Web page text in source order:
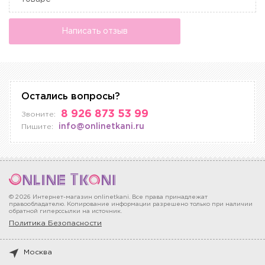
Написать отзыв
Остались вопросы?
Звоните: 8 926 873 53 99
Пишите: info@onlinetkani.ru
© 2026 Интернет-магазин onlinetkani. Все права принадлежат
правообладателю. Копирование информации разрешено только при наличии
обратной гиперссылки на источник.
Политика Безопасности
Москва